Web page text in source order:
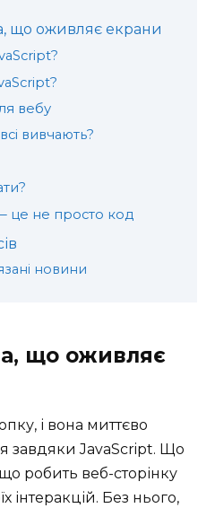
що оживляє екрани
вебу
вивчають?
це не просто код
новини
що оживляє
і вона миттєво
завдяки JavaScript. Що
робить веб-сторінку
інтеракцій. Без нього,